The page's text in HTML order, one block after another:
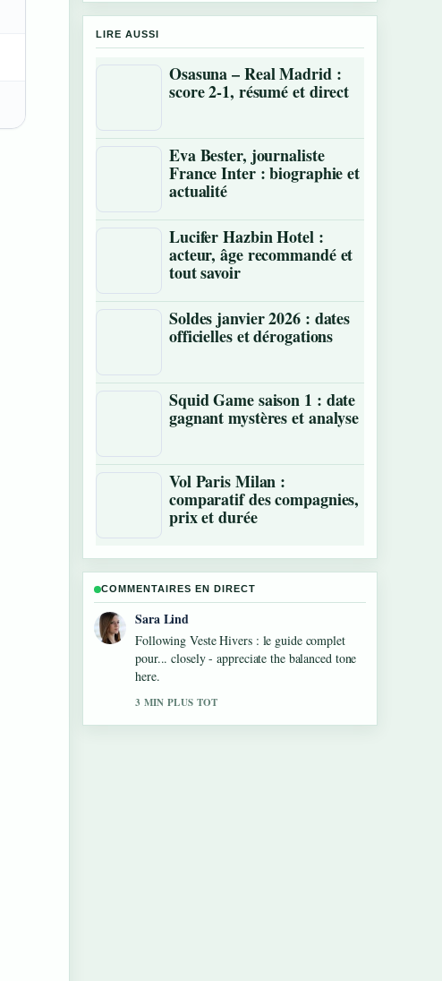
LIRE AUSSI
Osasuna – Real Madrid :
score 2-1, résumé et direct
Eva Bester, journaliste
France Inter : biographie et
actualité
Lucifer Hazbin Hotel :
acteur, âge recommandé et
tout savoir
Soldes janvier 2026 : dates
officielles et dérogations
Squid Game saison 1 : date
gagnant mystères et analyse
Vol Paris Milan :
comparatif des compagnies,
prix et durée
COMMENTAIRES EN DIRECT
Ethan Collins
Useful context on Liam Hemsworth :
biographie, carrière, vie amoureuse.... Please
keep this live thread updated.
5 MIN PLUS TOT